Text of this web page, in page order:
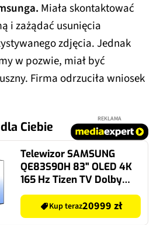
Miała skontaktować
i zażądać usunięcia
zdjęcia. Jednak
w pozwie, miał być
Firma odrzuciła wniosek
Ciebie
REKLAMA
Telewizor SAMSUNG
QE83S90H 83" OLED 4K
165 Hz Tizen TV Dolby
Atmos HDMI 2.1
Kup teraz20999 zł